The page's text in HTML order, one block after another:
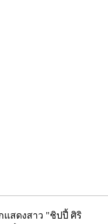
แสดงสาว "ชิปปี้ ศิริ